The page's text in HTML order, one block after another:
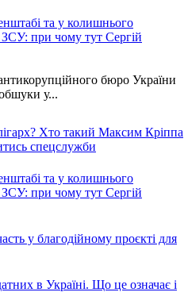
та у колишнього
ЗСУ: при чому тут Сергій
бюро України
у...
Хто такий Максим Кріппа
спецслужби
та у колишнього
ЗСУ: при чому тут Сергій
у благодійному проєкті для
в Україні. Що це означає і